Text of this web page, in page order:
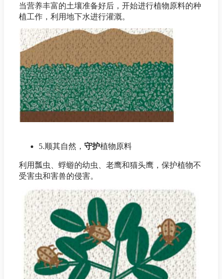
当营养丰富的土壤准备好后，开始进行植物原料的种
植工作，利用地下水进行灌溉。
5.顺其自然， 守护植物原料
利用瓢虫、蜉蝣的幼虫、老鹰和猫头鹰，保护植物不
受害虫和害兽的侵害。